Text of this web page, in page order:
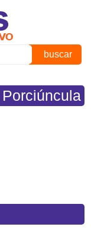
buscar